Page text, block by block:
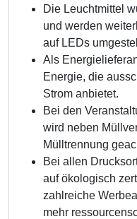
Die Leuchtmittel
und werden
auf LEDs
Als
Energie, die
Strom anbietet.
Bei den
wird neben
Mülltrennung
Bei allen
auf ökologisch
zahlreiche
mehr